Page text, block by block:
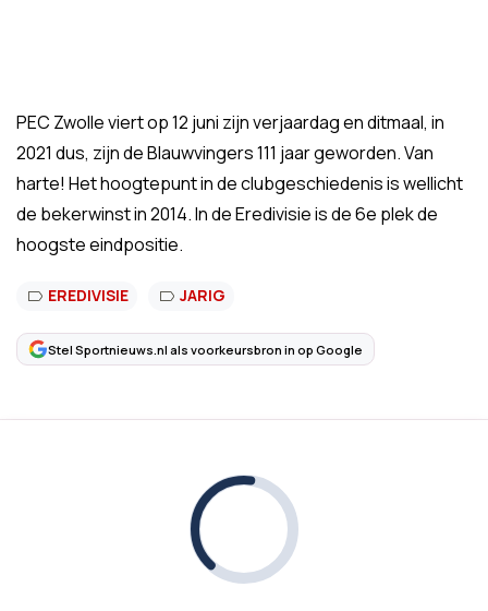
PEC Zwolle viert op 12 juni zijn verjaardag en ditmaal, in
2021 dus, zijn de Blauwvingers 111 jaar geworden. Van
harte! Het hoogtepunt in de clubgeschiedenis is wellicht
de bekerwinst in 2014. In de Eredivisie is de 6e plek de
hoogste eindpositie.
EREDIVISIE JARIG
Stel Sportnieuws.nl als voorkeursbron in op Google